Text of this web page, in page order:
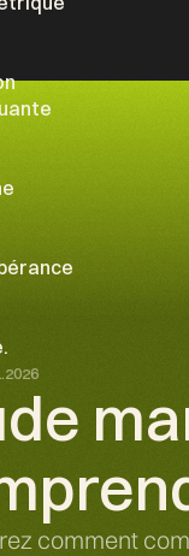
comment